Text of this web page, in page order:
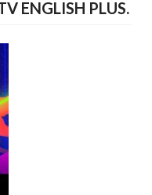
ENGLISH PLUS.